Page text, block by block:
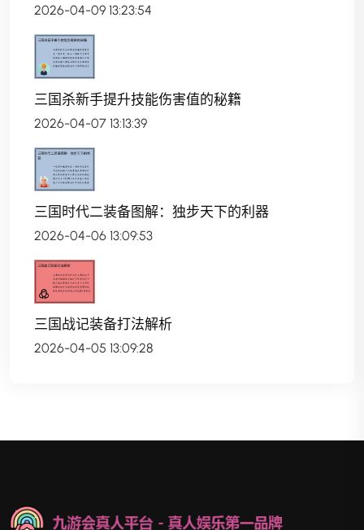
2026-04-09 13:23:54
三国杀新手提升技能伤害值的秘籍
2026-04-07 13:13:39
三国时代二装备图解：独步天下的利器
2026-04-06 13:09:53
三国战记装备打法解析
2026-04-05 13:09:28